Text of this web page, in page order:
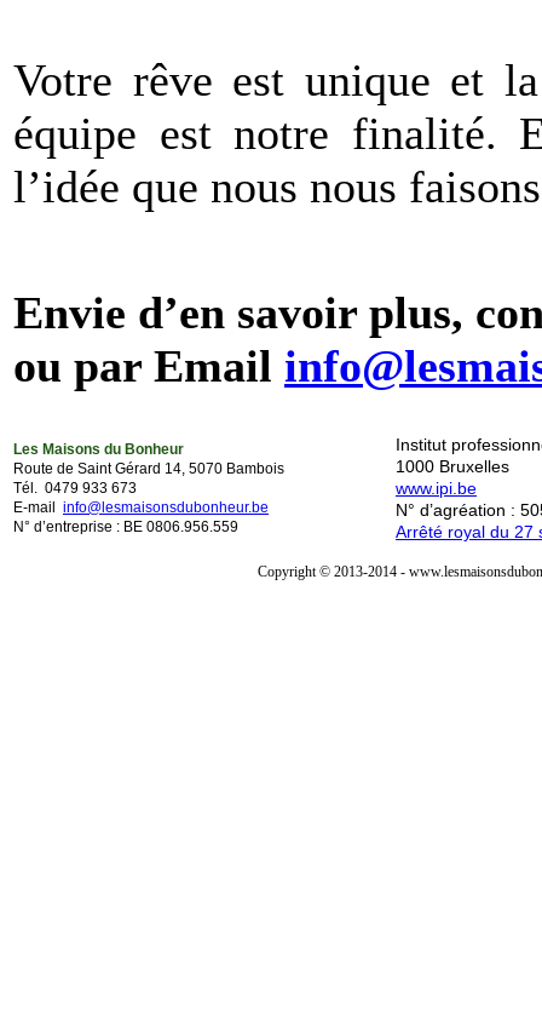
Votre rêve est unique et
équipe est notre finalité.
l’idée que nous nous
Envie d’en savoir plus,
ou par Email
Les Maisons du Bonheur
Route de Saint Gérard 14, 5070 Bambois
Tél. 0479 933 673
E-mail info@lesmaisonsdubonheur.be
N° d’entreprise : BE 0806.956.559
Institut
1000 Bruxelles
www.ipi.be
N° d’agréation :
Arrêté royal du 27
Copyright © 2013-2014 -